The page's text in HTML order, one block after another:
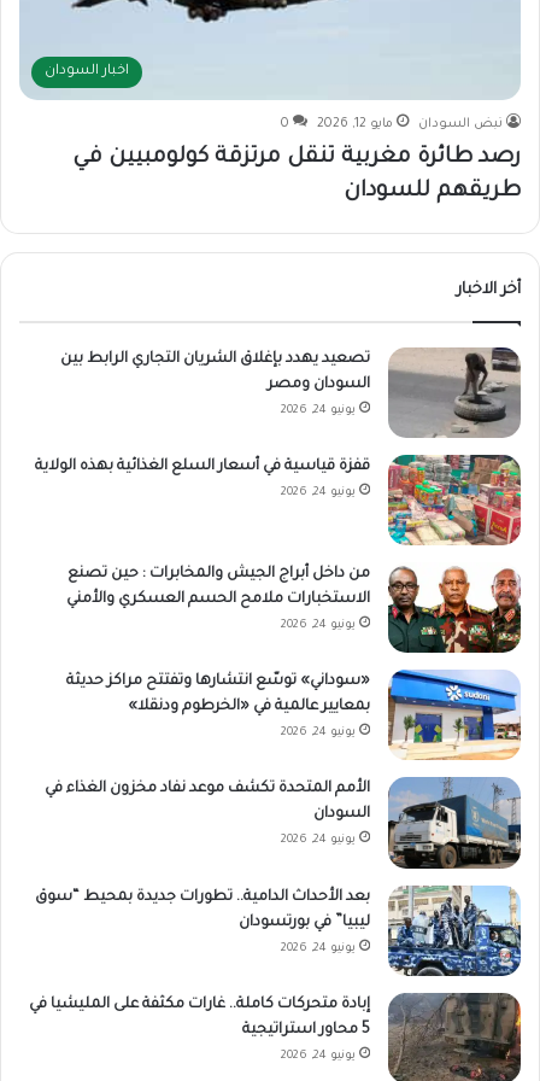
اخبار السودان
نبض السودان مايو 12, 2026 0
رصد طائرة مغربية تنقل مرتزقة كولومبيين في
طريقهم للسودان
أخر الاخبار
تصعيد يهدد بإغلاق الشريان التجاري الرابط بين
السودان ومصر
يونيو 24, 2026
قفزة قياسية في أسعار السلع الغذائية بهذه الولاية
يونيو 24, 2026
من داخل أبراج الجيش والمخابرات : حين تصنع
الاستخبارات ملامح الحسم العسكري والأمني
يونيو 24, 2026
«سوداني» توسّع انتشارها وتفتتح مراكز حديثة
بمعايير عالمية في «الخرطوم ودنقلا»
يونيو 24, 2026
الأمم المتحدة تكشف موعد نفاد مخزون الغذاء في
السودان
يونيو 24, 2026
بعد الأحداث الدامية.. تطورات جديدة بمحيط “سوق
ليبيا” في بورتسودان
يونيو 24, 2026
إبادة متحركات كاملة.. غارات مكثفة على المليشيا في
5 محاور استراتيجية
يونيو 24, 2026